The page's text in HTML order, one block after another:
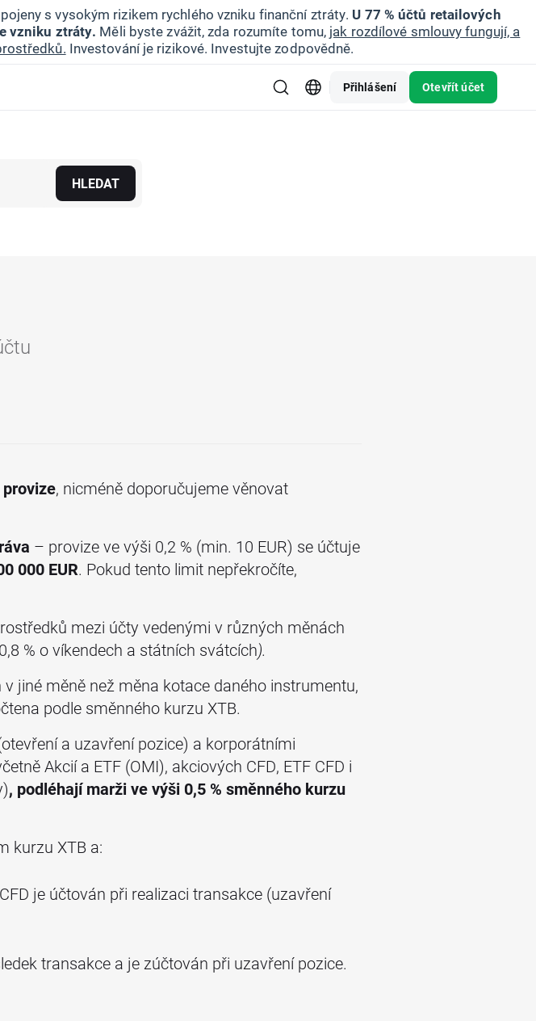
s vysokým rizikem rychlého vzniku finanční ztráty. U 77 % účtů retailových
vzniku ztráty. Měli byste zvážit, zda rozumíte tomu, jak rozdílové smlouvy fungují, a
Investování je rizikové. Investujte zodpovědně.
Přihlášení Otevřít účet
HLEDAT
provize, nicméně doporučujeme věnovat
– provize ve výši 0,2 % (min. 10 EUR) se účtuje
000 EUR. Pokud tento limit nepřekročíte,
mezi účty vedenými v různých měnách
% o víkendech a státních svátcích).
jiné měně než měna kotace daného instrumentu,
podle směnného kurzu XTB.
a uzavření pozice) a korporátními
Akcií a ETF (OMI), akciových CFD, ETF CFD i
, podléhají marži ve výši 0,5 % směnného kurzu
kurzu XTB a:
je účtován při realizaci transakce (uzavření
transakce a je zúčtován při uzavření pozice.